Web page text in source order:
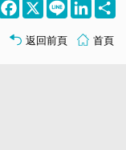
Facebook
X Line
返回前頁 首頁